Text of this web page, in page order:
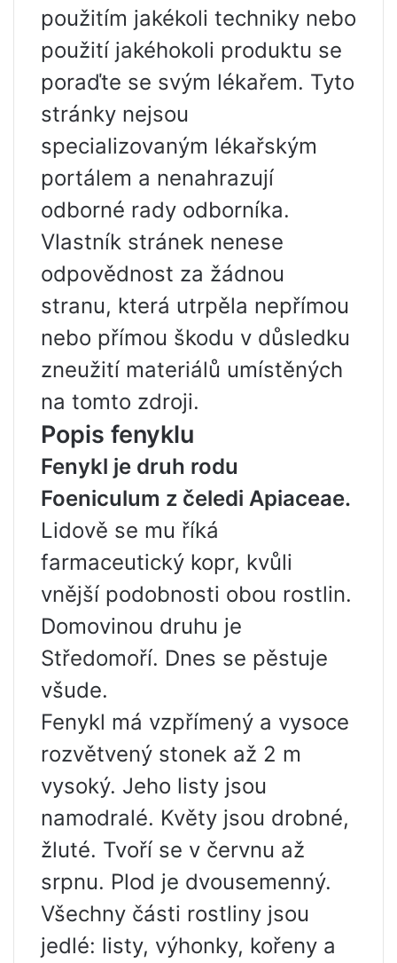
použitím jakékoli techniky nebo
použití jakéhokoli produktu se
poraďte se svým lékařem. Tyto
stránky nejsou
specializovaným lékařským
portálem a nenahrazují
odborné rady odborníka.
Vlastník stránek nenese
odpovědnost za žádnou
stranu, která utrpěla nepřímou
nebo přímou škodu v důsledku
zneužití materiálů umístěných
na tomto zdroji.
Popis fenyklu
Fenykl je druh rodu
Foeniculum z čeledi Apiaceae.
Lidově se mu říká
farmaceutický kopr, kvůli
vnější podobnosti obou rostlin.
Domovinou druhu je
Středomoří. Dnes se pěstuje
všude.
Fenykl má vzpřímený a vysoce
rozvětvený stonek až 2 m
vysoký. Jeho listy jsou
namodralé. Květy jsou drobné,
žluté. Tvoří se v červnu až
srpnu. Plod je dvousemenný.
Všechny části rostliny jsou
jedlé: listy, výhonky, kořeny a